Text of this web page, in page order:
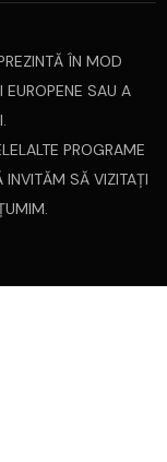
ÎN MOD
EUROPENE SAU A
PROGRAME
INVITĂM SĂ VIZITAŢI